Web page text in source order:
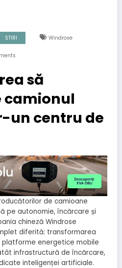
STIRI Windrose
să
un centru de
de camioane
pe autonomie, încărcare și
chineză Windrose
diferită: transformarea
platforme energetice mobile
infrastructură de încărcare,
inteligenței artificiale.